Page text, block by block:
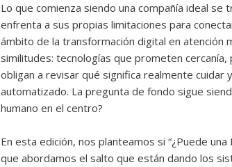
Lo que comienza siendo una compañía ideal se
enfrenta a sus propias limitaciones para
ámbito de la transformación digital en atención
similitudes: tecnologías que prometen
obligan a revisar qué significa realmente cuidar
automatizado. La pregunta de fondo sigue
humano en el centro?
En esta edición, nos planteamos si “¿Puede
que abordamos el salto que están dando los